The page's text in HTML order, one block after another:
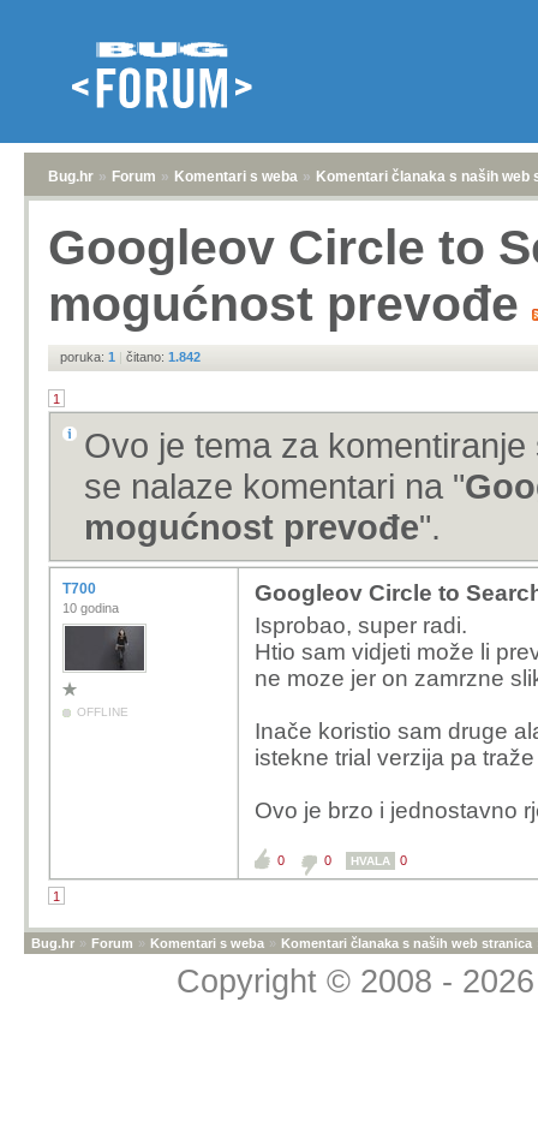
Bug.hr » Forum » Komentari s weba » Komentari članaka s naših web
Googleov Circle to
mogućnost prevođe
poruka: 1 | čitano: 1.842
1
Ovo je tema za
se nalaze komentari na "
mogućnost prevođe".
T700
10 godina
OFFLINE
Googleov Circle to
Isprobao, super radi.
Htio sam vidjeti može li
ne moze jer on zamrzne
Inače koristio sam druge
istekne trial verzija pa
Ovo je brzo i jednostavno
0 0 HVALA 0
1
Bug.hr » Forum » Komentari s weba » Komentari članaka s naših web stranica
Copyright © 2008 -